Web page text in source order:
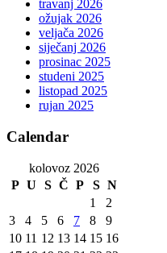
travanj 2026
ožujak 2026
veljača 2026
siječanj 2026
prosinac 2025
studeni 2025
listopad 2025
rujan 2025
Calendar
kolovoz 2026
P U S Č P S N
1
2
3
4 5 6 7 8
9
10 11 12 13 14 15 16